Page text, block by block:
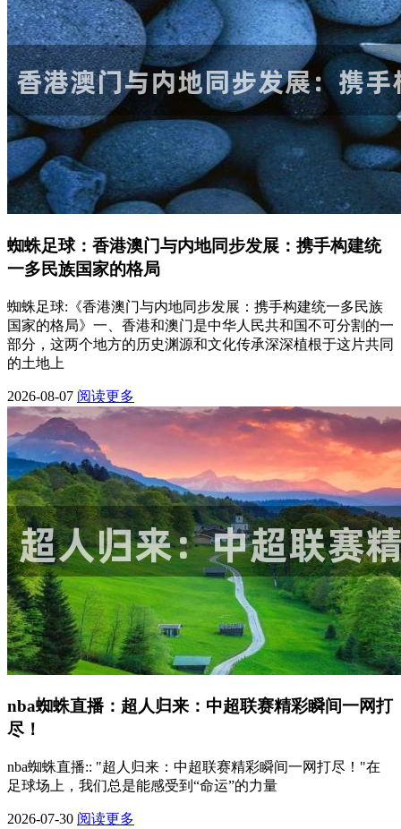
蜘蛛足球：香港澳门与内地同步发展：携手构建统
一多民族国家的格局
蜘蛛足球:《香港澳门与内地同步发展：携手构建统一多民族
国家的格局》一、香港和澳门是中华人民共和国不可分割的一
部分，这两个地方的历史渊源和文化传承深深植根于这片共同
的土地上
2026-08-07 阅读更多
nba蜘蛛直播：超人归来：中超联赛精彩瞬间一网打
尽！
nba蜘蛛直播:: "超人归来：中超联赛精彩瞬间一网打尽！"在
足球场上，我们总是能感受到“命运”的力量
2026-07-30 阅读更多